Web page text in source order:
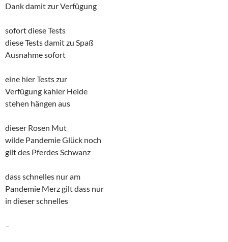
Dank damit zur Verfügung
sofort diese Tests
diese Tests damit zu Spaß
Ausnahme sofort
eine hier Tests zur
Verfügung kahler Heide
stehen hängen aus
dieser Rosen Mut
wilde Pandemie Glück noch
gilt des Pferdes Schwanz
dass schnelles nur am
Pandemie Merz gilt dass nur
in dieser schnelles
–